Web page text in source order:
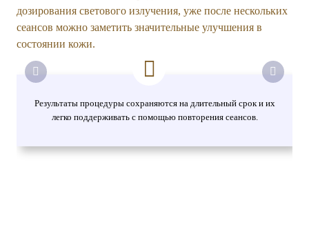
дозирования светового излучения, уже после нескольких
сеансов можно заметить значительные улучшения в
состоянии кожи.
Результаты процедуры сохраняются на длительный срок и их
легко поддерживать с помощью повторения сеансов.